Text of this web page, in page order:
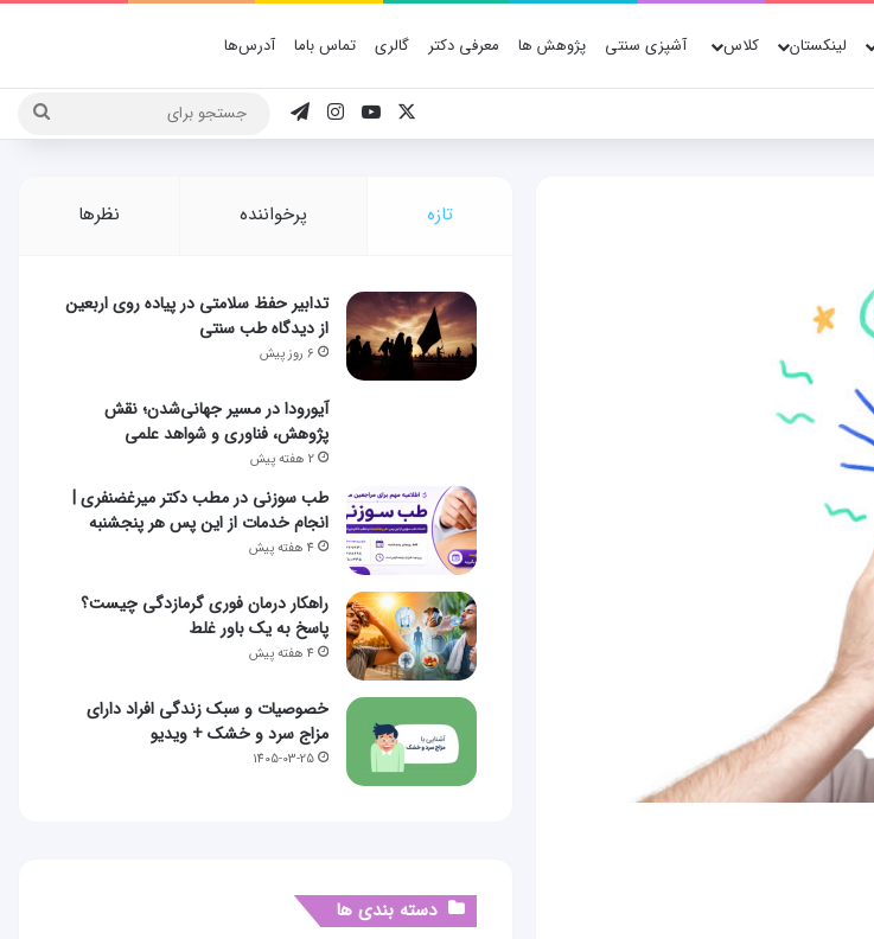
لینکستان کلاس آشپزی سنتی پژوهش ها معرفی دکتر گالری تماس باما آدرس‌ها
یوتیوباینستاگرام
تلگرام
تازه پرخواننده نظرها
تدابیر حفظ سلامتی در پیاده روی اربعین
از دیدگاه طب سنتی
6 روز پیش
آیورودا در مسیر جهانی‌شدن؛ نقش
پژوهش، فناوری و شواهد علمی
2 هفته پیش
طب سوزنی در مطب دکتر میرغضنفری |
انجام خدمات از این پس هر پنجشنبه
4 هفته پیش
راهکار درمان فوری گرمازدگی چیست؟
پاسخ به یک باور غلط
4 هفته پیش
خصوصیات و سبک زندگی افراد دارای
مزاج سرد و خشک + ویدیو
1405-03-25
دسته بندی ها